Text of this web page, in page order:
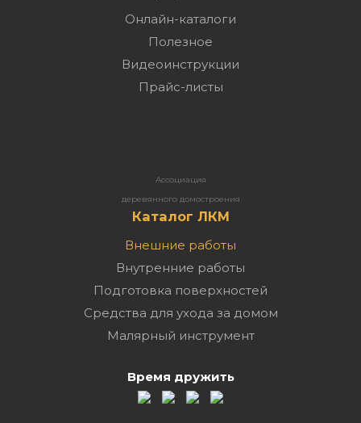
Онлайн-каталоги
Полезное
Видеоинструкции
Прайс-листы
Ассоциация
деревянного домостроения
Каталог ЛКМ
Внешние работы
Внутренние работы
Подготовка поверхностей
Средства для ухода за домом
Малярный инструмент
Время дружить